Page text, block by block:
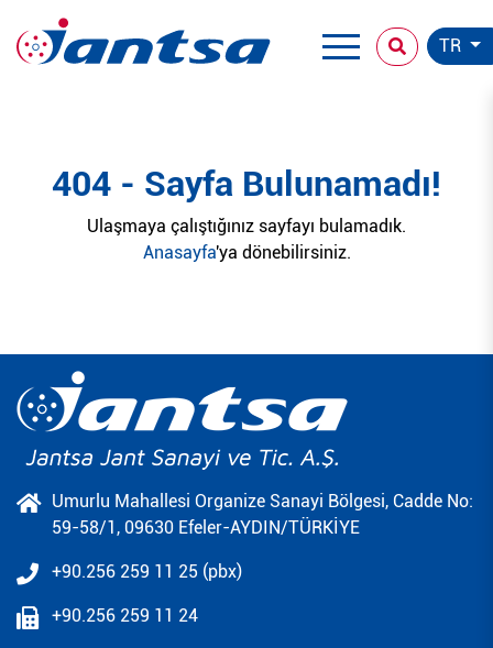
TR
404 - Sayfa Bulunamadı!
Ulaşmaya çalıştığınız sayfayı bulamadık.
Anasayfa'ya dönebilirsiniz.
Umurlu Mahallesi Organize Sanayi Bölgesi, Cadde No:
59-58/1, 09630 Efeler-AYDIN/TÜRKİYE
+90.256 259 11 25 (pbx)
+90.256 259 11 24